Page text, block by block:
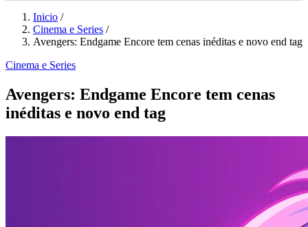
Inicio /
Cinema e Series /
Avengers: Endgame Encore tem cenas inéditas e novo end tag
Cinema e Series
Avengers: Endgame Encore tem cenas
inéditas e novo end tag